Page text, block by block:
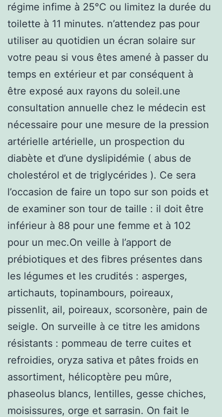
régime infime à 25°C ou limitez la durée du
toilette à 11 minutes. n’attendez pas pour
utiliser au quotidien un écran solaire sur
votre peau si vous êtes amené à passer du
temps en extérieur et par conséquent à
être exposé aux rayons du soleil.une
consultation annuelle chez le médecin est
nécessaire pour une mesure de la pression
artérielle artérielle, un prospection du
diabète et d’une dyslipidémie ( abus de
cholestérol et de triglycérides ). Ce sera
l’occasion de faire un topo sur son poids et
de examiner son tour de taille : il doit être
inférieur à 88 pour une femme et à 102
pour un mec.On veille à l’apport de
prébiotiques et des fibres présentes dans
les légumes et les crudités : asperges,
artichauts, topinambours, poireaux,
pissenlit, ail, poireaux, scorsonère, pain de
seigle. On surveille à ce titre les amidons
résistants : pommeau de terre cuites et
refroidies, oryza sativa et pâtes froids en
assortiment, hélicoptère peu mûre,
phaseolus blancs, lentilles, gesse chiches,
moisissures, orge et sarrasin. On fait le